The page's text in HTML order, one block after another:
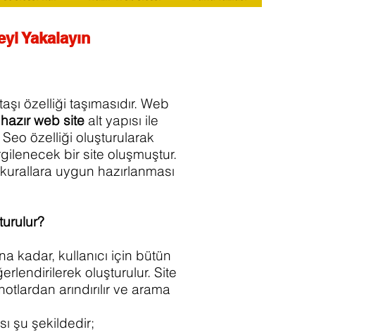
Yakalayın
özelliği taşımasıdır. Web
web sitealt yapısı ile
özelliği oluşturularak
bir site oluşmuştur.
uygun hazırlanması
kadar, kullanıcı için bütün
oluşturulur. Site
arındırılır ve arama
getirilir.
şu şekildedir;